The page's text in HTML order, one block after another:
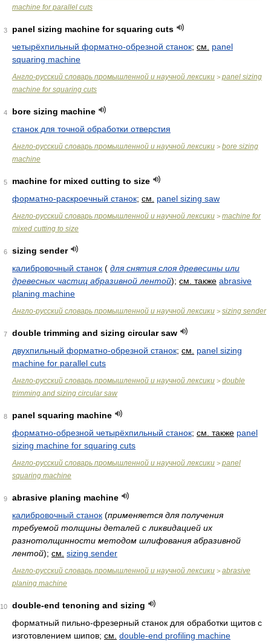
machine for parallel cuts
3
panel sizing machine for squaring cuts
четырёхпильный форматно-обрезной станок; см.
panel
squaring machine
Англо-русский словарь промышленной и научной лексики > panel sizing
machine for squaring cuts
4
bore sizing machine
станок для точной обработки отверстия
Англо-русский словарь промышленной и научной лексики > bore sizing
machine
5
machine for mixed cutting to size
форматно-раскроечный станок; см. panel sizing saw
Англо-русский словарь промышленной и научной лексики > machine for
mixed cutting to size
6
sizing sender
калибровочный станок ( для снятия слоя древесины или
древесных частиц абразивной лентой); см. также abrasive
planing machine
Англо-русский словарь промышленной и научной лексики > sizing sender
7
double trimming and sizing circular saw
двухпильный форматно-обрезной станок; см.
panel sizing
machine for parallel cuts
Англо-русский словарь промышленной и научной лексики > double
trimming and sizing circular saw
8
panel squaring machine
форматно-обрезной четырёхпильный станок; см. также panel
sizing machine for squaring cuts
Англо-русский словарь промышленной и научной лексики > panel
squaring machine
9
abrasive planing machine
калибровочный станок (применяется для получения
требуемой толщины деталей с ликвидацией их
разнотолщинности методом шлифования абразивной
лентой); см. sizing sender
Англо-русский словарь промышленной и научной лексики > abrasive
planing machine
10
double-end tenoning and sizing
форматный пильно-фрезерный станок для обработки щитов с
изготовлением шипов; см. double-end profiling machine